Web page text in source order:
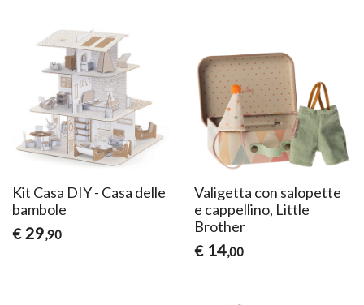
Kit Casa DIY - Casa delle
bambole
€ 29,90
Valigetta con salopette
e cappellino, Little
Brother
€ 14,00